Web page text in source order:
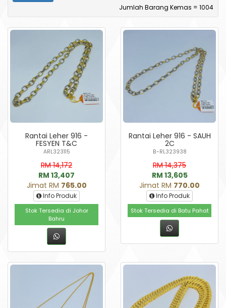
Jumlah Barang Kemas = 1004
Rantai Leher 916 -
FESYEN T&C
ARL323115
RM 14,172
RM 13,407
Jimat RM 765.00
Info Produk
Stok Tersedia di Johor
Bahru
Rantai Leher 916 - SAUH
2C
B-RL323938
RM 14,375
RM 13,605
Jimat RM 770.00
Info Produk
Stok Tersedia di Batu Pahat